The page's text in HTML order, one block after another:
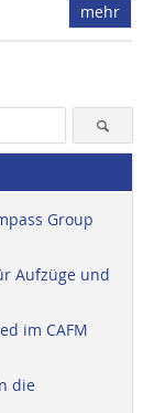
mehr
Group
Aufzüge und
im CAFM
die